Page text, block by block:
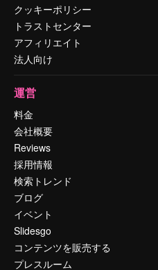
クッキーポリシー
トラストセンター
アフィリエイト
法人向け
運営
料金
会社概要
Reviews
採用情報
検索トレンド
ブログ
イベント
Slidesgo
コンテンツを販売する
プレスルーム